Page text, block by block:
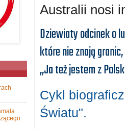
Australii nosi
Dziewiaty odcinek o
które nie znają
„Ja też jestem z
Cykl
Światu".